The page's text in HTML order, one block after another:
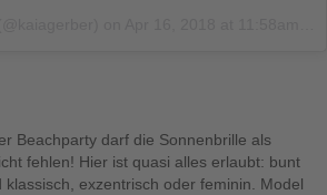
Beachparty darf die Sonnenbrille als
fehlen! Hier ist quasi alles erlaubt: bunt
exzentrisch oder feminin. Model